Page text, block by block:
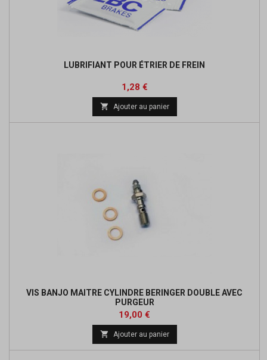
LUBRIFIANT POUR ÉTRIER DE FREIN
Prix
1,28 €
 Ajouter au panier
VIS BANJO MAITRE CYLINDRE BERINGER DOUBLE AVEC
PURGEUR
Prix
19,00 €
 Ajouter au panier